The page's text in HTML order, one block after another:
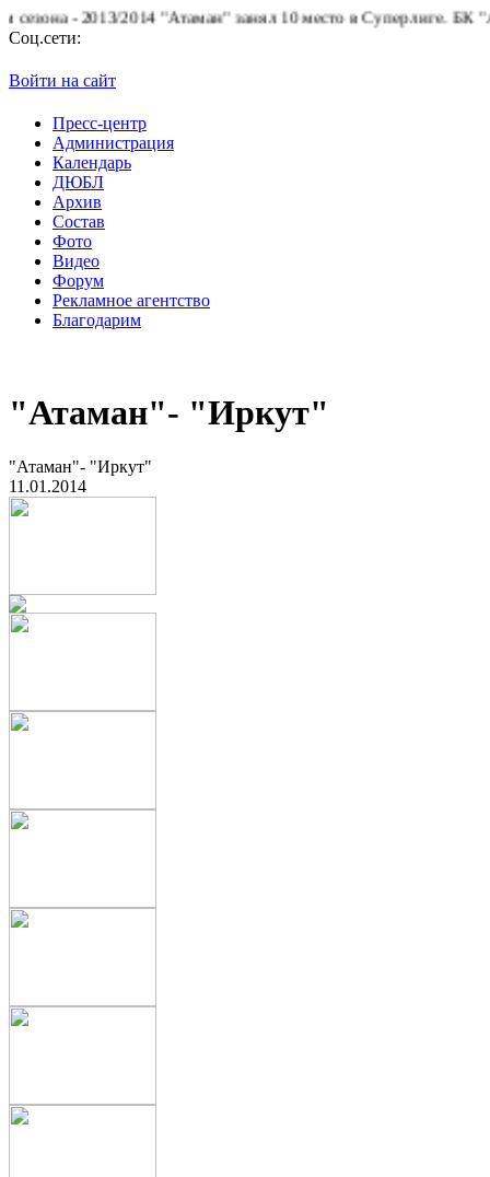
2014 "Атаман" занял 10 место в Суперлиге.БК "Атаман"
Соц.сети:
Войти на сайт
Пресс-центр
Администрация
Календарь
ДЮБЛ
Архив
Состав
Фото
Видео
Форум
Рекламное агентство
Благодарим
"Атаман"- "Иркут"
"Атаман"- "Иркут"
11.01.2014